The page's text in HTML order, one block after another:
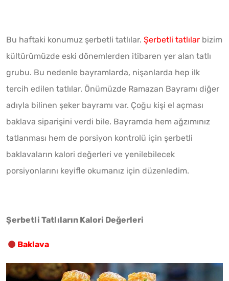
Bu haftaki konumuz şerbetli tatlılar. Şerbetli tatlılar bizim
kültürümüzde eski dönemlerden itibaren yer alan tatlı
grubu. Bu nedenle bayramlarda, nişanlarda hep ilk
tercih edilen tatlılar. Önümüzde Ramazan Bayramı diğer
adıyla bilinen şeker bayramı var. Çoğu kişi el açması
baklava siparişini verdi bile. Bayramda hem ağzımınız
tatlanması hem de porsiyon kontrolü için şerbetli
baklavaların kalori değerleri ve yenilebilecek
porsiyonlarını keyifle okumanız için düzenledim.
Şerbetli Tatlıların Kalori Değerleri
Baklava